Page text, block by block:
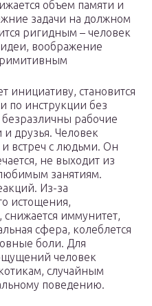
объем памяти и
задачи на должном
ригидным – человек
воображение
инициативу, становится
по инструкции без
рабочие
друзья. Человек
и встреч с людьми. Он
не выходит из
занятиям.
Из-за
истощения,
снижается иммунитет,
сфера, колеблется
боли. Для
человек
случайным
поведению.